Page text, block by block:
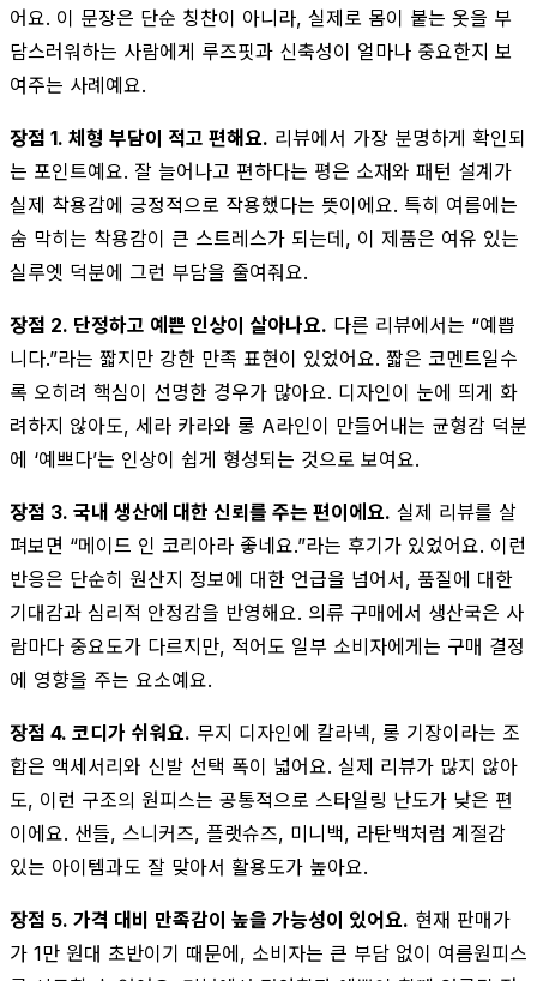
어요. 이 문장은 단순 칭찬이 아니라, 실제로 몸이 붙는 옷을 부
담스러워하는 사람에게 루즈핏과 신축성이 얼마나 중요한지 보
여주는 사례예요.
장점 1. 체형 부담이 적고 편해요. 리뷰에서 가장 분명하게 확인되
는 포인트예요. 잘 늘어나고 편하다는 평은 소재와 패턴 설계가
실제 착용감에 긍정적으로 작용했다는 뜻이에요. 특히 여름에는
숨 막히는 착용감이 큰 스트레스가 되는데, 이 제품은 여유 있는
실루엣 덕분에 그런 부담을 줄여줘요.
장점 2. 단정하고 예쁜 인상이 살아나요. 다른 리뷰에서는 “예쁩
니다.”라는 짧지만 강한 만족 표현이 있었어요. 짧은 코멘트일수
록 오히려 핵심이 선명한 경우가 많아요. 디자인이 눈에 띄게 화
려하지 않아도, 세라 카라와 롱 A라인이 만들어내는 균형감 덕분
에 ‘예쁘다’는 인상이 쉽게 형성되는 것으로 보여요.
장점 3. 국내 생산에 대한 신뢰를 주는 편이에요. 실제 리뷰를 살
펴보면 “메이드 인 코리아라 좋네요.”라는 후기가 있었어요. 이런
반응은 단순히 원산지 정보에 대한 언급을 넘어서, 품질에 대한
기대감과 심리적 안정감을 반영해요. 의류 구매에서 생산국은 사
람마다 중요도가 다르지만, 적어도 일부 소비자에게는 구매 결정
에 영향을 주는 요소예요.
장점 4. 코디가 쉬워요. 무지 디자인에 칼라넥, 롱 기장이라는 조
합은 액세서리와 신발 선택 폭이 넓어요. 실제 리뷰가 많지 않아
도, 이런 구조의 원피스는 공통적으로 스타일링 난도가 낮은 편
이에요. 샌들, 스니커즈, 플랫슈즈, 미니백, 라탄백처럼 계절감
있는 아이템과도 잘 맞아서 활용도가 높아요.
장점 5. 가격 대비 만족감이 높을 가능성이 있어요. 현재 판매가
가 1만 원대 초반이기 때문에, 소비자는 큰 부담 없이 여름원피스